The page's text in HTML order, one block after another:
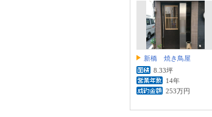
新橋 焼き鳥屋
8.33坪
14年
253万円